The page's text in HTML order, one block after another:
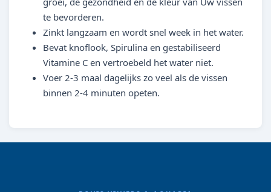
te bevorderen.
Zinkt langzaam en wordt snel week in het water.
Bevat knoflook, Spirulina en gestabiliseerd
Vitamine C en vertroebeld het water niet.
Voer 2-3 maal dagelijks zo veel als de vissen
binnen 2-4 minuten opeten.